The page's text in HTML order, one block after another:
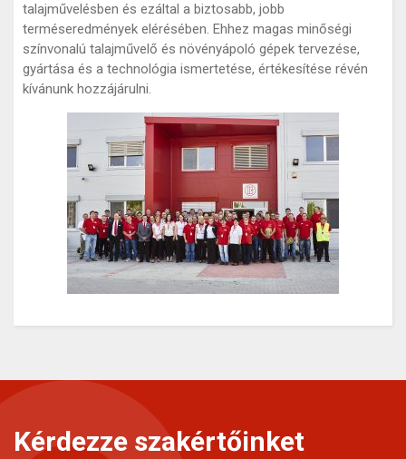
talajművelésben és ezáltal a biztosabb, jobb
terméseredmények elérésében. Ehhez magas minőségi
színvonalú talajművelő és növényápoló gépek tervezése,
gyártása és a technológia ismertetése, értékesítése révén
kívánunk hozzájárulni.
Kérdezze szakértőinket